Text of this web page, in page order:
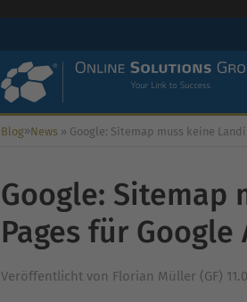
Blog»News » Google: Sitemap muss keine Landing Pages für Google Ads
Google: Sitemap
Pages für
Veröffentlicht von Florian Müller (GF)